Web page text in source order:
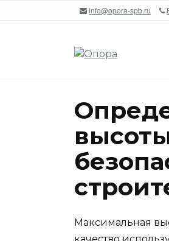
info@opora-spb.ru
Максимальная